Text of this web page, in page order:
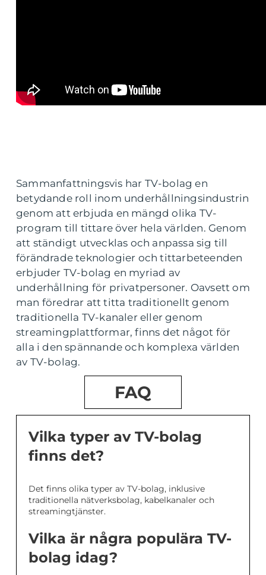
Sammanfattningsvis har TV-bolag en
betydande roll inom underhållningsindustrin
genom att erbjuda en mängd olika TV-
program till tittare över hela världen. Genom
att ständigt utvecklas och anpassa sig till
förändrade teknologier och tittarbeteenden
erbjuder TV-bolag en myriad av
underhållning för privatpersoner. Oavsett om
man föredrar att titta traditionellt genom
traditionella TV-kanaler eller genom
streamingplattformar, finns det något för
alla i den spännande och komplexa världen
av TV-bolag.
FAQ
Vilka typer av TV-bolag
finns det?
Det finns olika typer av TV-bolag, inklusive
traditionella nätverksbolag, kabelkanaler och
streamingtjänster.
Vilka är några populära TV-
bolag idag?